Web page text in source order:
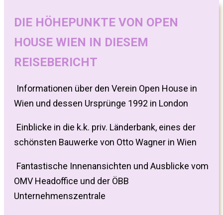
DIE HÖHEPUNKTE VON OPEN
HOUSE WIEN IN DIESEM
REISEBERICHT
Informationen über den Verein Open House in
Wien und dessen Ursprünge 1992 in London
Einblicke in die k.k. priv. Länderbank, eines der
schönsten Bauwerke von Otto Wagner in Wien
Fantastische Innenansichten und Ausblicke vom
OMV Headoffice und der ÖBB
Unternehmenszentrale